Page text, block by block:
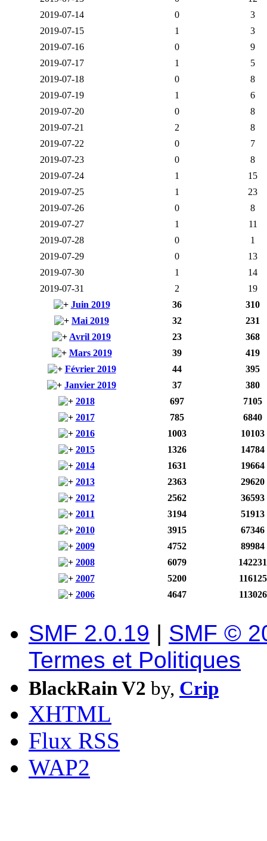
2019-07-14
0
3
2019-07-15
1
3
2019-07-16
0
9
2019-07-17
1
5
2019-07-18
0
8
2019-07-19
1
6
2019-07-20
0
8
2019-07-21
2
8
2019-07-22
0
7
2019-07-23
0
8
2019-07-24
1
15
2019-07-25
1
23
2019-07-26
0
8
2019-07-27
1
11
2019-07-28
0
1
2019-07-29
0
13
2019-07-30
1
14
2019-07-31
2
19
Juin 2019
36
310
Mai 2019
32
231
Avril 2019
23
368
Mars 2019
39
419
Février 2019
44
395
Janvier 2019
37
380
2018
697
7105
2017
785
6840
2016
1003
10103
2015
1326
14784
2014
1631
19664
2013
2363
29620
2012
2562
36593
2011
3194
51913
2010
3915
67346
2009
4752
89984
2008
6079
142231
2007
5200
116125
2006
4647 113026
SMF 2.0.19 | SMF ©
Termes et Politiques
BlackRain V2 by, Crip
XHTML
Flux RSS
WAP2